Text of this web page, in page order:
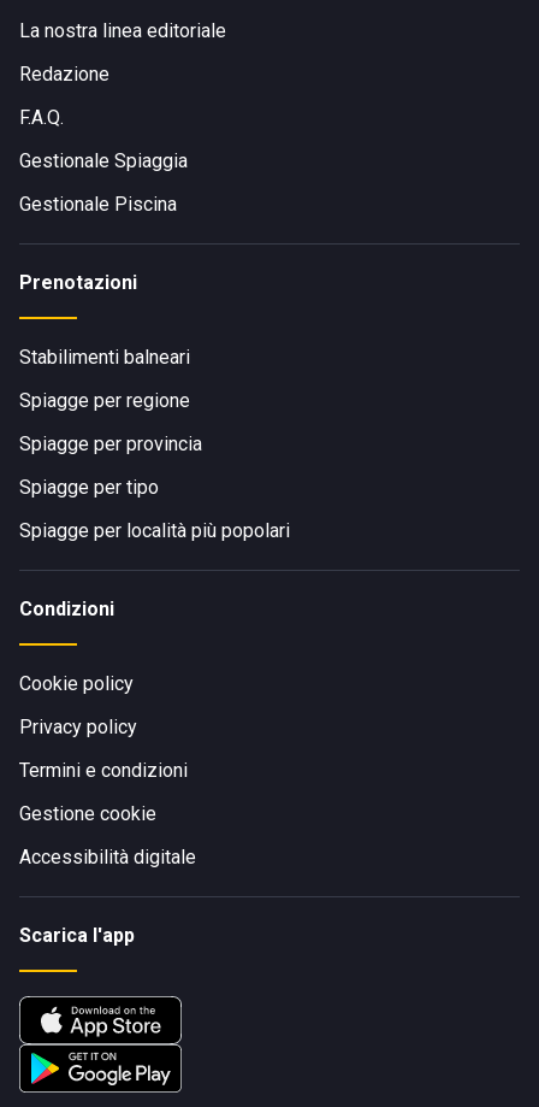
La nostra linea editoriale
Redazione
F.A.Q.
Gestionale Spiaggia
Gestionale Piscina
Prenotazioni
Stabilimenti balneari
Spiagge per regione
Spiagge per provincia
Spiagge per tipo
Spiagge per località più popolari
Condizioni
Cookie policy
Privacy policy
Termini e condizioni
Gestione cookie
Accessibilità digitale
Scarica l'app